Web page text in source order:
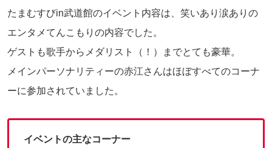
たまむすびin武道館のイベント内容は、笑いあり涙ありの
エンタメてんこもりの内容でした。
ゲストも歌手からメダリスト（！）までとても豪華。
メインパーソナリティーの赤江さんはほぼすべてのコーナ
ーに参加されていました。
イベントの主なコーナー